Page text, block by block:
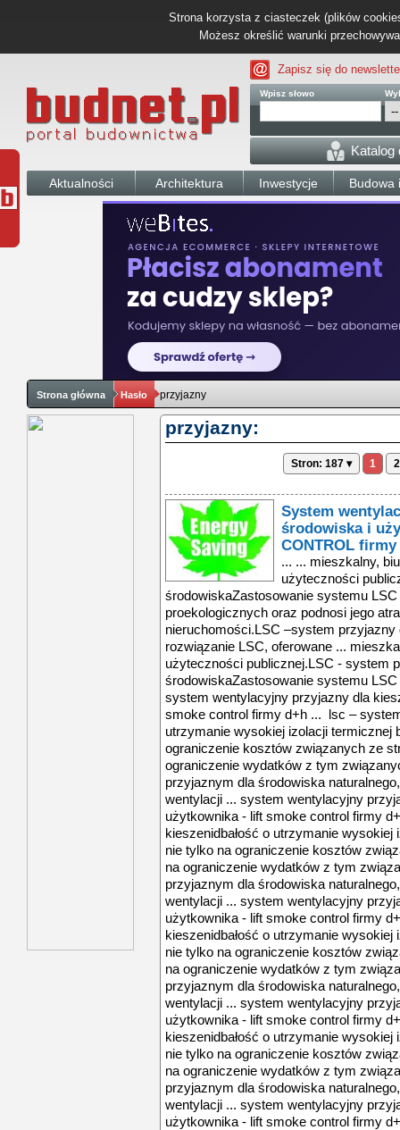
Strona korzysta z ciasteczek (plików
Możesz określić warunki
Zapisz się do
Wpisz słowo
Katalog
Aktualności Architektura Inwestycje Budowa
Strona główna Hasło przyjazny
przyjazny:
Stron: 187 ▾ 1 2
System
środowiska i
CONTROL firmy
... ... mieszkalny,
użyteczności
środowiskaZastosowanie systemu
proekologicznych oraz podnosi jego
nieruchomości.LSC –system
rozwiązanie LSC, oferowane ...
użyteczności publicznej.LSC - system
środowiskaZastosowanie systemu
system wentylacyjny przyjazny dla
smoke control firmy d+h ... lsc –
utrzymanie wysokiej izolacji termicznej
ograniczenie kosztów związanych ze
ograniczenie wydatków z tym
przyjaznym dla środowiska
wentylacji ... system wentylacyjny
użytkownika - lift smoke control firmy
kieszenidbałość o utrzymanie
nie tylko na ograniczenie kosztów
na ograniczenie wydatków z tym
przyjaznym dla środowiska
wentylacji ... system wentylacyjny
użytkownika - lift smoke control firmy
kieszenidbałość o utrzymanie
nie tylko na ograniczenie kosztów
na ograniczenie wydatków z tym
przyjaznym dla środowiska
wentylacji ... system wentylacyjny
użytkownika - lift smoke control firmy
kieszenidbałość o utrzymanie
nie tylko na ograniczenie kosztów
na ograniczenie wydatków z tym
przyjaznym dla środowiska
wentylacji ... system wentylacyjny
użytkownika - lift smoke control firmy